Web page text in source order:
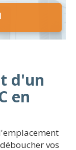
d'un
en
vos